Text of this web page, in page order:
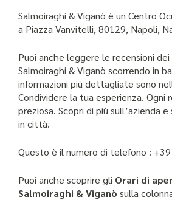
Salmoiraghi & Viganò è un Centro
a Piazza Vanvitelli, 80129, Napoli,
Puoi anche leggere le recensioni
Salmoiraghi & Viganò scorrendo in
informazioni più dettagliate sono
Condividere la tua esperienza. Ogni
preziosa. Scopri di più sull’azienda
in città.
Questo è il numero di telefono :
Puoi anche scoprire gli Orari di
Salmoiraghi & Viganò sulla